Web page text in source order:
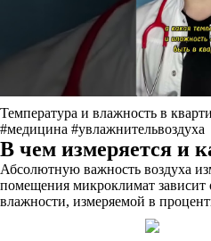
Температура и влажность в
#медицина #увлажнительвоздуха
В чем измеряется и
Абсолютную важность воздуха
помещения микроклимат зависит
влажности, измеряемой в